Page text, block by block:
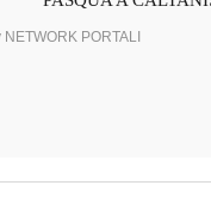
NETWORK PORTALI